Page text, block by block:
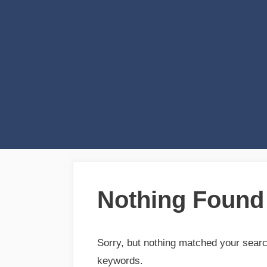
Nothing Found
Sorry, but nothing matched your
keywords.